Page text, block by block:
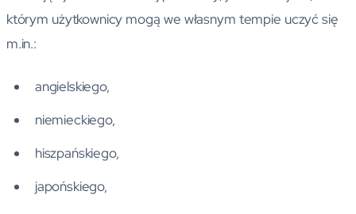
którym użytkownicy mogą we własnym tempie uczyć się
m.in.:
angielskiego,
niemieckiego,
hiszpańskiego,
japońskiego,